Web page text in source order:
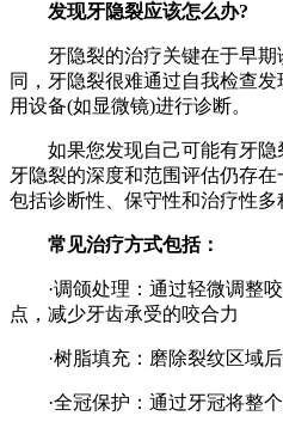
发现牙隐裂应该怎么办?
牙隐裂的治疗关键在于早期
同，牙隐裂很难通过自我检查
用设备(如显微镜)进行诊断。
如果您发现自己可能有牙隐
牙隐裂的深度和范围评估仍存
包括诊断性、保守性和治疗性多
常见治疗方式包括：
·调颌处理：通过轻微调整咬
点，减少牙齿承受的咬合力
·树脂填充：磨除裂纹区域后
·全冠保护：通过牙冠将整个